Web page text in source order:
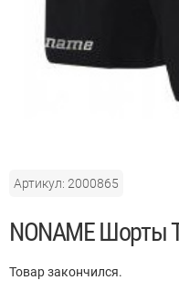
Артикул: 2000865
NONAME Шорты
Товар закончился.